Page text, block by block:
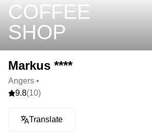
COFFEE
SHOP
Markus ****
Angers •
9.8(10)
Translate